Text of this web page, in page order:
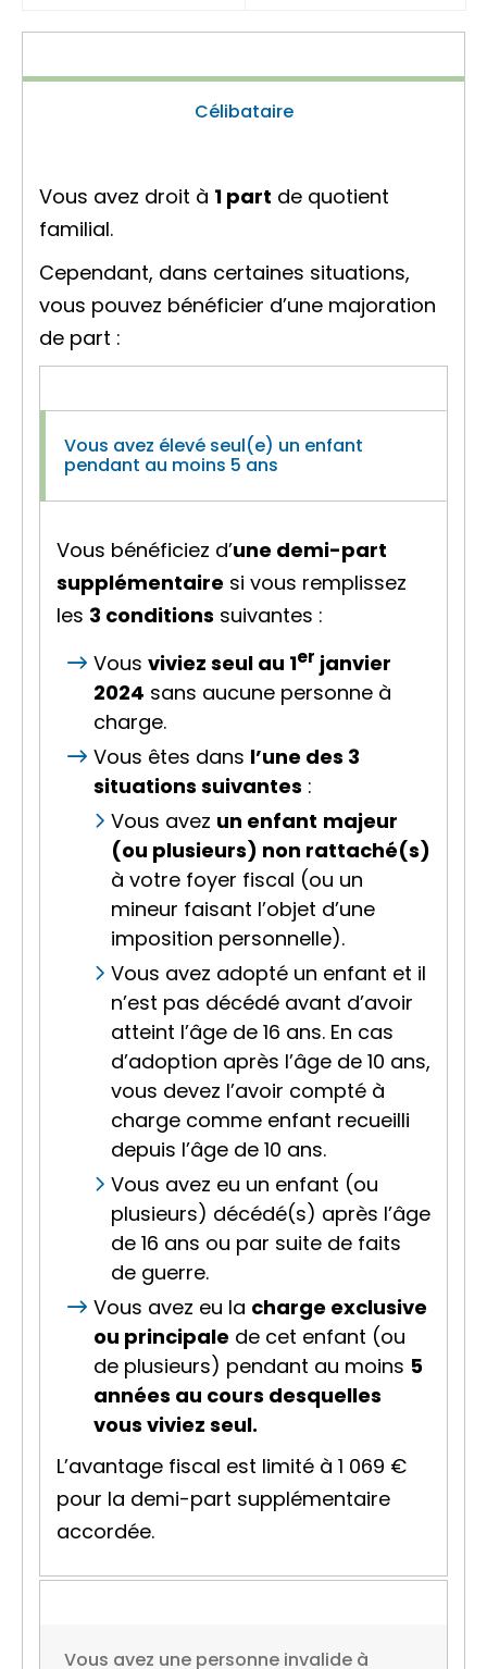
Célibataire
Vous avez droit à 1 part de quotient
familial.
Cependant, dans certaines situations,
vous pouvez bénéficier d’une majoration
de part :
Vous avez élevé seul(e) un enfant
pendant au moins 5 ans
Vous bénéficiez d’une demi-part
supplémentaire si vous remplissez
les 3 conditions suivantes :
Vous viviez seul au 1er janvier
2024 sans aucune personne à
charge.
Vous êtes dans l’une des 3
situations suivantes :
Vous avez un enfant majeur
(ou plusieurs) non rattaché(s)
à votre foyer fiscal (ou un
mineur faisant l’objet d’une
imposition personnelle).
Vous avez adopté un enfant et il
n’est pas décédé avant d’avoir
atteint l’âge de 16 ans. En cas
d’adoption après l’âge de 10 ans,
vous devez l’avoir compté à
charge comme enfant recueilli
depuis l’âge de 10 ans.
Vous avez eu un enfant (ou
plusieurs) décédé(s) après l’âge
de 16 ans ou par suite de faits
de guerre.
Vous avez eu la charge exclusive
ou principale de cet enfant (ou
de plusieurs) pendant au moins 5
années au cours desquelles
vous viviez seul.
L’avantage fiscal est limité à 1 069 €
pour la demi-part supplémentaire
accordée.
Vous avez une personne invalide à